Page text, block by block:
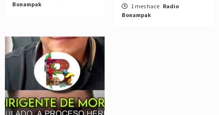
Bonampak
1 mes hace Radio
Bonampak